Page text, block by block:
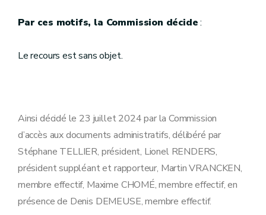
Par ces motifs, la Commission décide:
Le recours est sans objet.
Ainsi décidé le 23 juillet 2024 par la Commission
d’accès aux documents administratifs, délibéré par
Stéphane TELLIER, président, Lionel RENDERS,
président suppléant et rapporteur, Martin VRANCKEN,
membre effectif, Maxime CHOMÉ, membre effectif, en
présence de Denis DEMEUSE, membre effectif.